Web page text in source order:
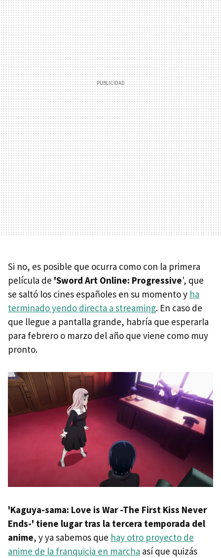
Si no, es posible que ocurra como con la primera
película de 'Sword Art Online: Progressive', que
se saltó los cines españoles en su momento y ha
terminado yendo directa a streaming. En caso de
que llegue a pantalla grande, habría que esperarla
para febrero o marzo del año que viene como muy
pronto.
'Kaguya-sama: Love is War -The First Kiss Never
Ends-' tiene lugar tras la tercera temporada del
anime, y ya sabemos que hay otro proyecto de
anime de la franquicia en marcha así que quizás